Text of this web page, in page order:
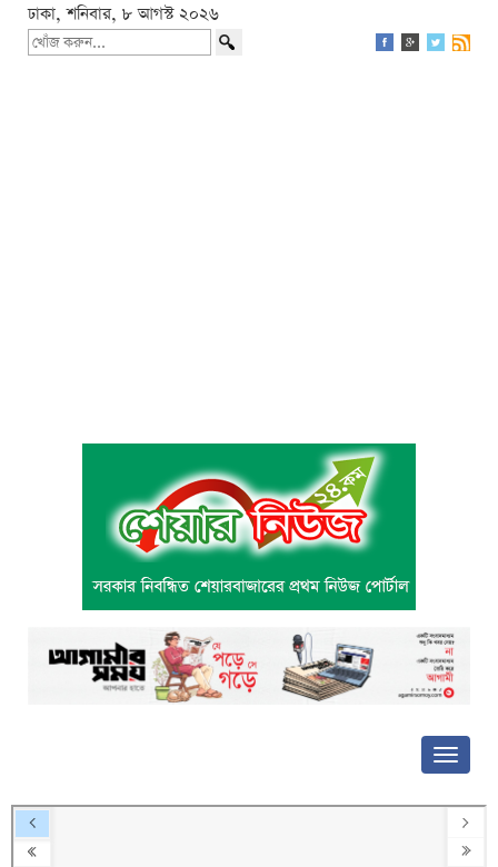
ঢাকা, শনিবার, ৮ আগস্ট ২০২৬